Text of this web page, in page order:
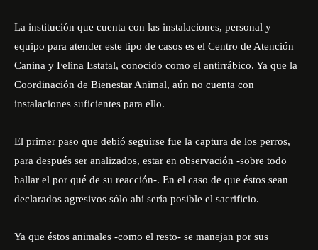
La institución que cuenta con las instalaciones, personal y
equipo para atender este tipo de casos es el Centro de Atención
Canina y Felina Estatal, conocido como el antirrábico. Ya que la
Coordinación de Bienestar Animal, aún no cuenta con
instalaciones suficientes para ello.
El primer paso que debió seguirse fue la captura de los perros,
para después ser analizados, estar en observación -sobre todo
hallar el por qué de su reacción-. En el caso de que éstos sean
declarados agresivos sólo ahí sería posible el sacrificio.
Ya que éstos animales -como el resto- se manejan por sus